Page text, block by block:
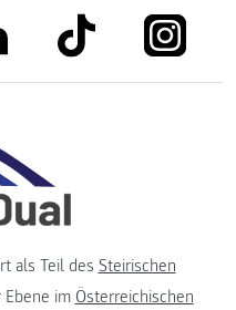
link to linkedinlink to tiktok link to
als Teil des Steirischen
im Österreichischen